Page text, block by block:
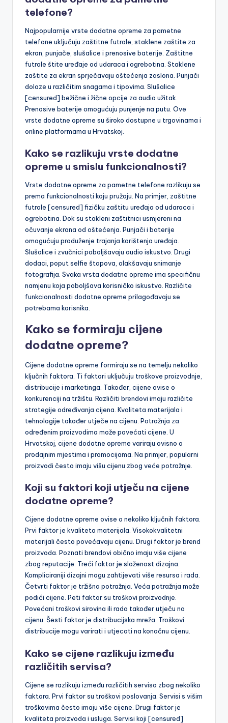
telefone?
Najpopularnije vrste dodatne opreme za pametne
telefone uključuju zaštitne futrole, staklene zaštite za
ekran, punjače, slušalice i prenosive baterije. Zaštitne
futrole štite uređaje od udaraca i ogrebotina. Staklene
zaštite za ekran sprječavaju oštećenja zaslona. Punjači
dolaze u različitim snagama i tipovima. Slušalice
[censured] bežične i žične opcije za audio užitak.
Prenosive baterije omogućuju punjenje na putu. Ove
vrste dodatne opreme su široko dostupne u trgovinama i
online platformama u Hrvatskoj.
Kako se razlikuju vrste dodatne
opreme u smislu funkcionalnosti?
Vrste dodatne opreme za pametne telefone razlikuju se
prema funkcionalnosti koju pružaju. Na primjer, zaštitne
futrole [censured] fizičku zaštitu uređaja od udaraca i
ogrebotina. Dok su stakleni zaštitnici usmjereni na
očuvanje ekrana od oštećenja. Punjači i baterije
omogućuju produženje trajanja korištenja uređaja.
Slušalice i zvučnici poboljšavaju audio iskustvo. Drugi
dodaci, poput selfie štapova, olakšavaju snimanje
fotografija. Svaka vrsta dodatne opreme ima specifičnu
namjenu koja poboljšava korisničko iskustvo. Različite
funkcionalnosti dodatne opreme prilagođavaju se
potrebama korisnika.
Kako se formiraju cijene
dodatne opreme?
Cijene dodatne opreme formiraju se na temelju nekoliko
ključnih faktora. Ti faktori uključuju troškove proizvodnje,
distribucije i marketinga. Također, cijene ovise o
konkurenciji na tržištu. Različiti brendovi imaju različite
strategije određivanja cijena. Kvaliteta materijala i
tehnologije također utječe na cijenu. Potražnja za
određenim proizvodima može povećati cijene. U
Hrvatskoj, cijene dodatne opreme variraju ovisno o
prodajnim mjestima i promocijama. Na primjer, popularni
proizvodi često imaju višu cijenu zbog veće potražnje.
Koji su faktori koji utječu na cijene
dodatne opreme?
Cijene dodatne opreme ovise o nekoliko ključnih faktora.
Prvi faktor je kvaliteta materijala. Visokokvalitetni
materijali često povećavaju cijenu. Drugi faktor je brend
proizvoda. Poznati brendovi obično imaju više cijene
zbog reputacije. Treći faktor je složenost dizajna.
Kompliciraniji dizajni mogu zahtijevati više resursa i rada.
Četvrti faktor je tržišna potražnja. Veća potražnja može
podići cijene. Peti faktor su troškovi proizvodnje.
Povećani troškovi sirovina ili rada također utječu na
cijenu. Šesti faktor je distribucijska mreža. Troškovi
distribucije mogu varirati i utjecati na konačnu cijenu.
Kako se cijene razlikuju između
različitih servisa?
Cijene se razlikuju između različitih servisa zbog nekoliko
faktora. Prvi faktor su troškovi poslovanja. Servisi s višim
troškovima često imaju više cijene. Drugi faktor je
kvaliteta proizvoda i usluga. Servisi koji [censured]